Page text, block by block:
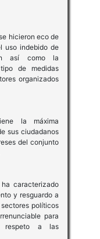
hicieron eco de
uso indebido de
así como la
de medidas
organizados
la máxima
sus ciudadanos
del conjunto
caracterizado
y resguardo a
políticos
para
respeto a las